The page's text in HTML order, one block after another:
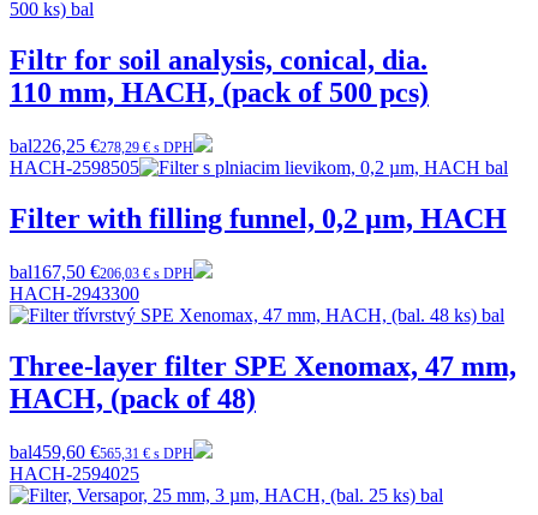
Filtr for soil analysis, conical, dia.
110 mm, HACH, (pack of 500 pcs)
bal226,25 €278,29 € s DPH
HACH-2598505
Filter with filling funnel, 0,2 µm, HACH
bal167,50 €206,03 € s DPH
HACH-2943300
Three-layer filter SPE Xenomax, 47 mm,
HACH, (pack of 48)
bal459,60 €565,31 € s DPH
HACH-2594025